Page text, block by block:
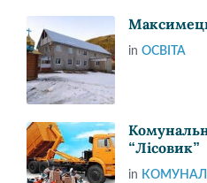
in ОСВІТА
“Лісовик”
in